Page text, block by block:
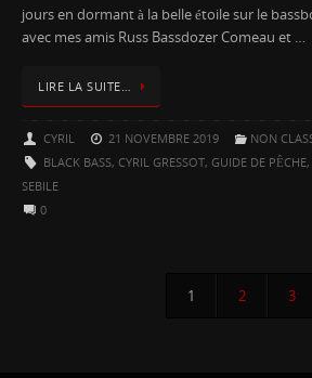
jours en dormant à la belle étoile sur le
avec mes amis Russ Bassdozer Comeau et …
LIRE LA SUITE…
CYRIL 21 NOVEMBRE 2019 NON
BLACK BASS, CYRIL GRESSOT, GUIDE DE PÊCHE,
SEBILE
0
1 2 3